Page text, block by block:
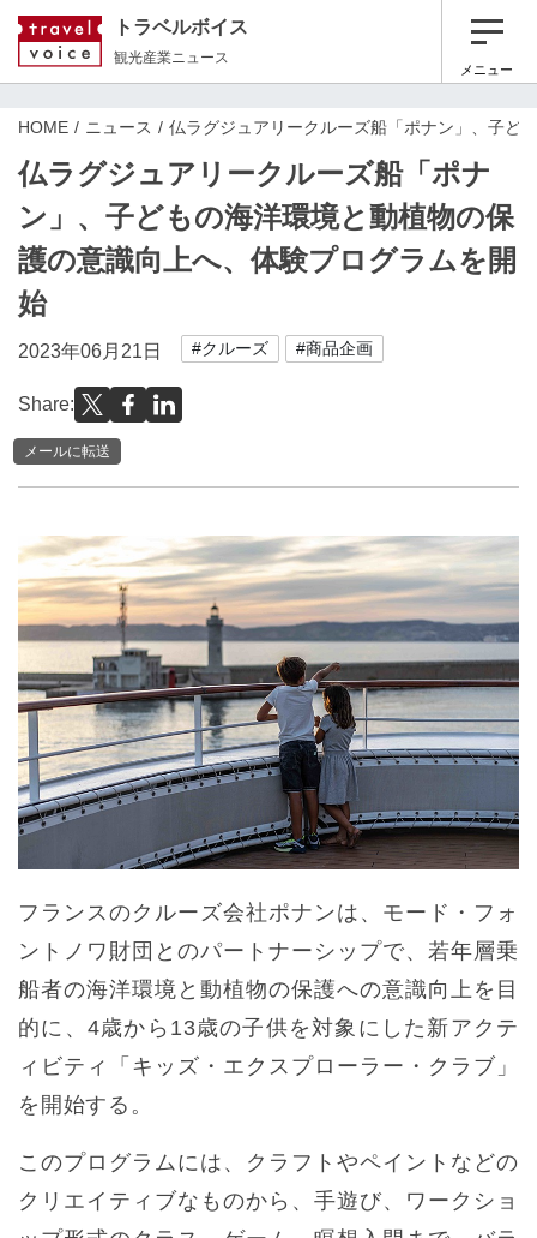
トラベルボイス
観光産業ニュース
メニュー
HOME ニュース 仏ラグジュアリークルーズ船「ポナン」、子ど
仏ラグジュアリークルーズ船「ポナ
ン」、子どもの海洋環境と動植物の保
護の意識向上へ、体験プログラムを開
始
2023年06月21日 #クルーズ #商品企画
Share:
メールに転送
フランスのクルーズ会社ポナンは、モード・フォ
ントノワ財団とのパートナーシップで、若年層乗
船者の海洋環境と動植物の保護への意識向上を目
的に、4歳から13歳の子供を対象にした新アクテ
ィビティ「キッズ・エクスプローラー・クラブ」
を開始する。
このプログラムには、クラフトやペイントなどの
クリエイティブなものから、手遊び、ワークショ